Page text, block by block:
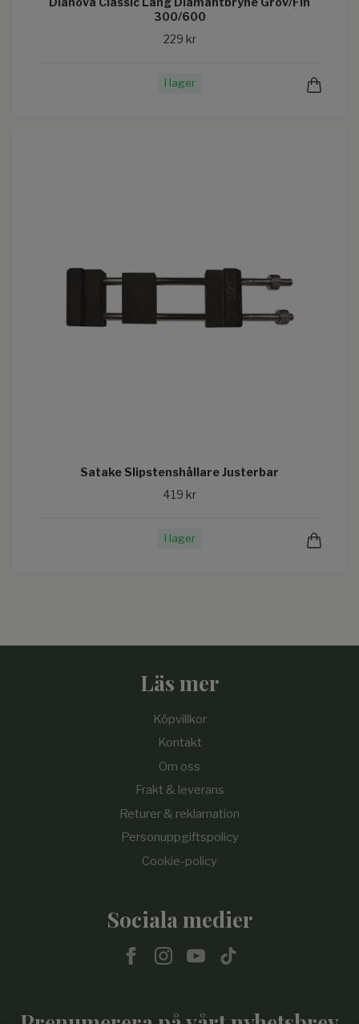
300/600
229 kr
I lager
Satake Slipstenshållare Justerbar
419 kr
I lager
Läs mer
Köpvillkor
Kontakt
Om oss
Frakt & leverans
Returer & reklamation
Personuppgiftspolicy
Cookie-policy
Sociala medier